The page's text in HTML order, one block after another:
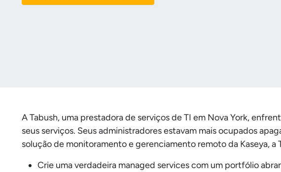
A Tabush, uma prestadora de serviços de TI em Nova York,
seus serviços. Seus administradores estavam mais ocupados
solução de monitoramento e gerenciamento remoto da Kaseya, a
Crie uma verdadeira managed services com um portfólio